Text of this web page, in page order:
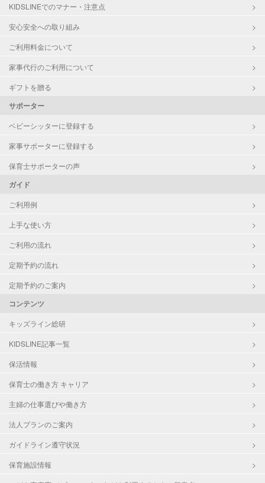
KIDSLINEでのマナー・注意点
安心安全への取り組み
ご利用料金について
家事代行のご利用について
ギフトを贈る
サポーター
ベビーシッターに登録する
家事サポーターに登録する
保育士サポーターの声
ガイド
ご利用例
上手な使い方
ご利用の流れ
定期予約の流れ
定期予約のご案内
コンテンツ
キッズライン総研
KIDSLINE記事一覧
保活情報
保育士の働き方 キャリア
主婦の仕事選びや働き方
法人プランのご案内
ガイドライン遵守状況
保育施設情報